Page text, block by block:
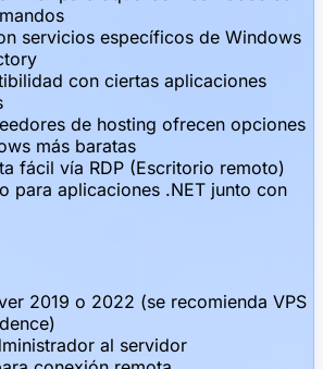
servicios específicos de Windows
con ciertas aplicaciones
de hosting ofrecen opciones
más baratas
fácil vía RDP (Escritorio remoto)
para aplicaciones .NET junto con
2019 o 2022 (se recomienda VPS
al servidor